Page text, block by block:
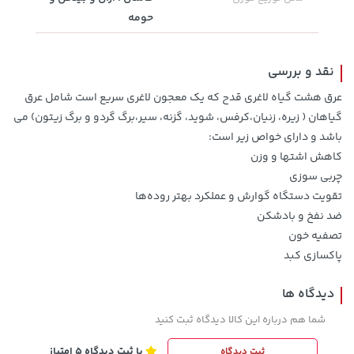
219,900
18,680,000 تومان خرید 169,900 تومان
حومه
نقد و بررسی
عرق هشت گیاه لاغری قدح که یک معجون لاغری سریع است شامل عرق
گیاهان ( زیره، زنیان،کرفس، شوید، گزنه، سیر،برگ گردو و برگ زیتون) می
باشد و دارای خواص زیر است:
کاهش اشتها و وزن
چربی سوزی
تقویت دستگاه گوارش و عملکرد بهتر روده‌ها
ضد نفخ و بادشکن
تصفیه خون
پاکسازی کبد
دیدگاه ها
شما هم درباره این کالا دیدگاه ثبت کنید